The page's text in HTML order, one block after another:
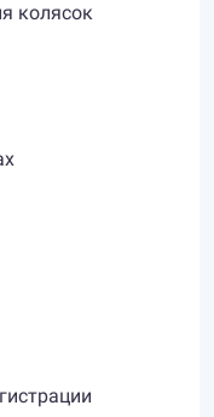
колясок